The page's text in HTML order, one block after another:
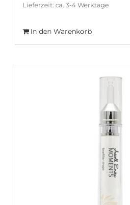
Lieferzeit: ca. 3-4 Werktage
In den Warenkorb